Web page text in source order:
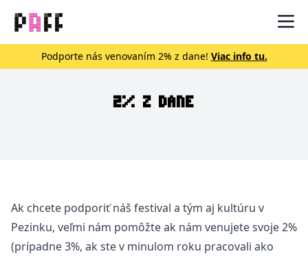
Podporte nás venovaním 2% z dane! Viac info tu.
2% Z DANE
Ak chcete podporiť náš festival a tým aj kultúru v
Pezinku, veľmi nám pomôžte ak nám venujete svoje 2%
(prípadne 3%, ak ste v minulom roku pracovali ako